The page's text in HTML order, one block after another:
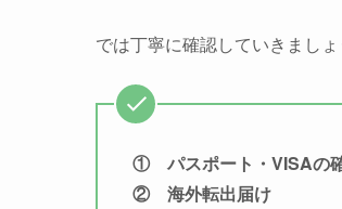
では丁寧に確認していきましょ
① パスポート・VISAの
② 海外転出届け